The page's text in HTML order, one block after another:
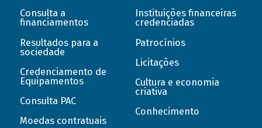
Consulta a
financiamentos
Resultados para a
sociedade
Credenciamento de
Equipamentos
Consulta PAC
Moedas contratuais
Instituições financeiras
credenciadas
Patrocínios
Licitações
Cultura e economia
criativa
Conhecimento